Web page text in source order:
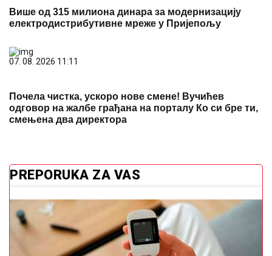
Више од 315 милиона динара за модернизацију
електродистрибутивне мреже у Пријепољу
07. 08. 2026 11:11
Почела чистка, ускоро нове смене! Вучићев
одговор на жалбе грађана на порталу Ко си бре ти,
смењена два директора
PREPORUKA ZA VAS